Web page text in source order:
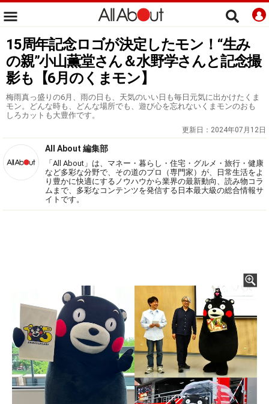
15周年記念ロゴが決定したモン！“生み
の親”小山薫堂さん＆水野学さんと記念撮
影も【6月のくまモン】
梅雨真っ盛りの6月、雨の日も、天気のいい日も毎日元気に出かけたくま
モン。どんな時も、どんな場所でも、遊び心を忘れないくまモンのおも
しろカットも大豊作です。
更新日： 2024年07月12日
All About 編集部
「All About」は、マネー・暮らし・住宅・グルメ・旅行・健康
など多彩な分野で、その道のプロ（専門家）が、日常生活をよ
り豊かに快適にするノウハウから業界の最新動向、読み物コラ
ムまで、多彩なコンテンツを発信する日本最大級の総合情報サ
イトです。